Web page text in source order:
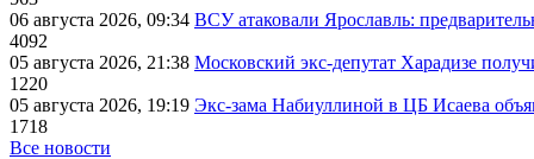
06 августа 2026, 09:34 ВСУ атаковали Ярославль:
4092
05 августа 2026, 21:38 Московский экс-депутат Харадизе
1220
05 августа 2026, 19:19 Экс-зама Набиуллиной в ЦБ Исаева
1718
Все новости